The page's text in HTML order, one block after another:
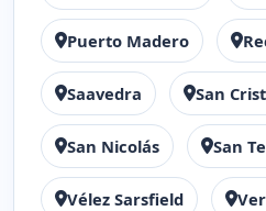
Puerto Madero
Saavedra San
San Nicolás San
Vélez Sarsfield